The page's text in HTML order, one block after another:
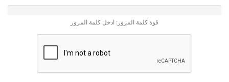
قوة كلمة المرور: ادخل كلمة المرور